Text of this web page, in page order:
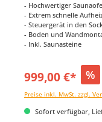
- Hochwertiger
- Extrem schnelle
- Steuergerät in den
- Boden und
- Inkl. Saunasteine
999,00 €* %
Preise inkl. MwSt. zzgl.
Sofort verfügbar,